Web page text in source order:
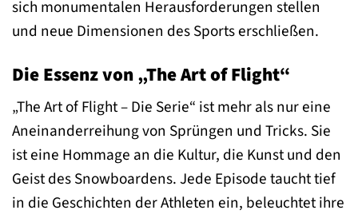
sich monumentalen Herausforderungen stellen
und neue Dimensionen des Sports erschließen.
Die Essenz von „The Art of Flight“
„The Art of Flight – Die Serie“ ist mehr als nur eine
Aneinanderreihung von Sprüngen und Tricks. Sie
ist eine Hommage an die Kultur, die Kunst und den
Geist des Snowboardens. Jede Episode taucht tief
in die Geschichten der Athleten ein, beleuchtet ihre